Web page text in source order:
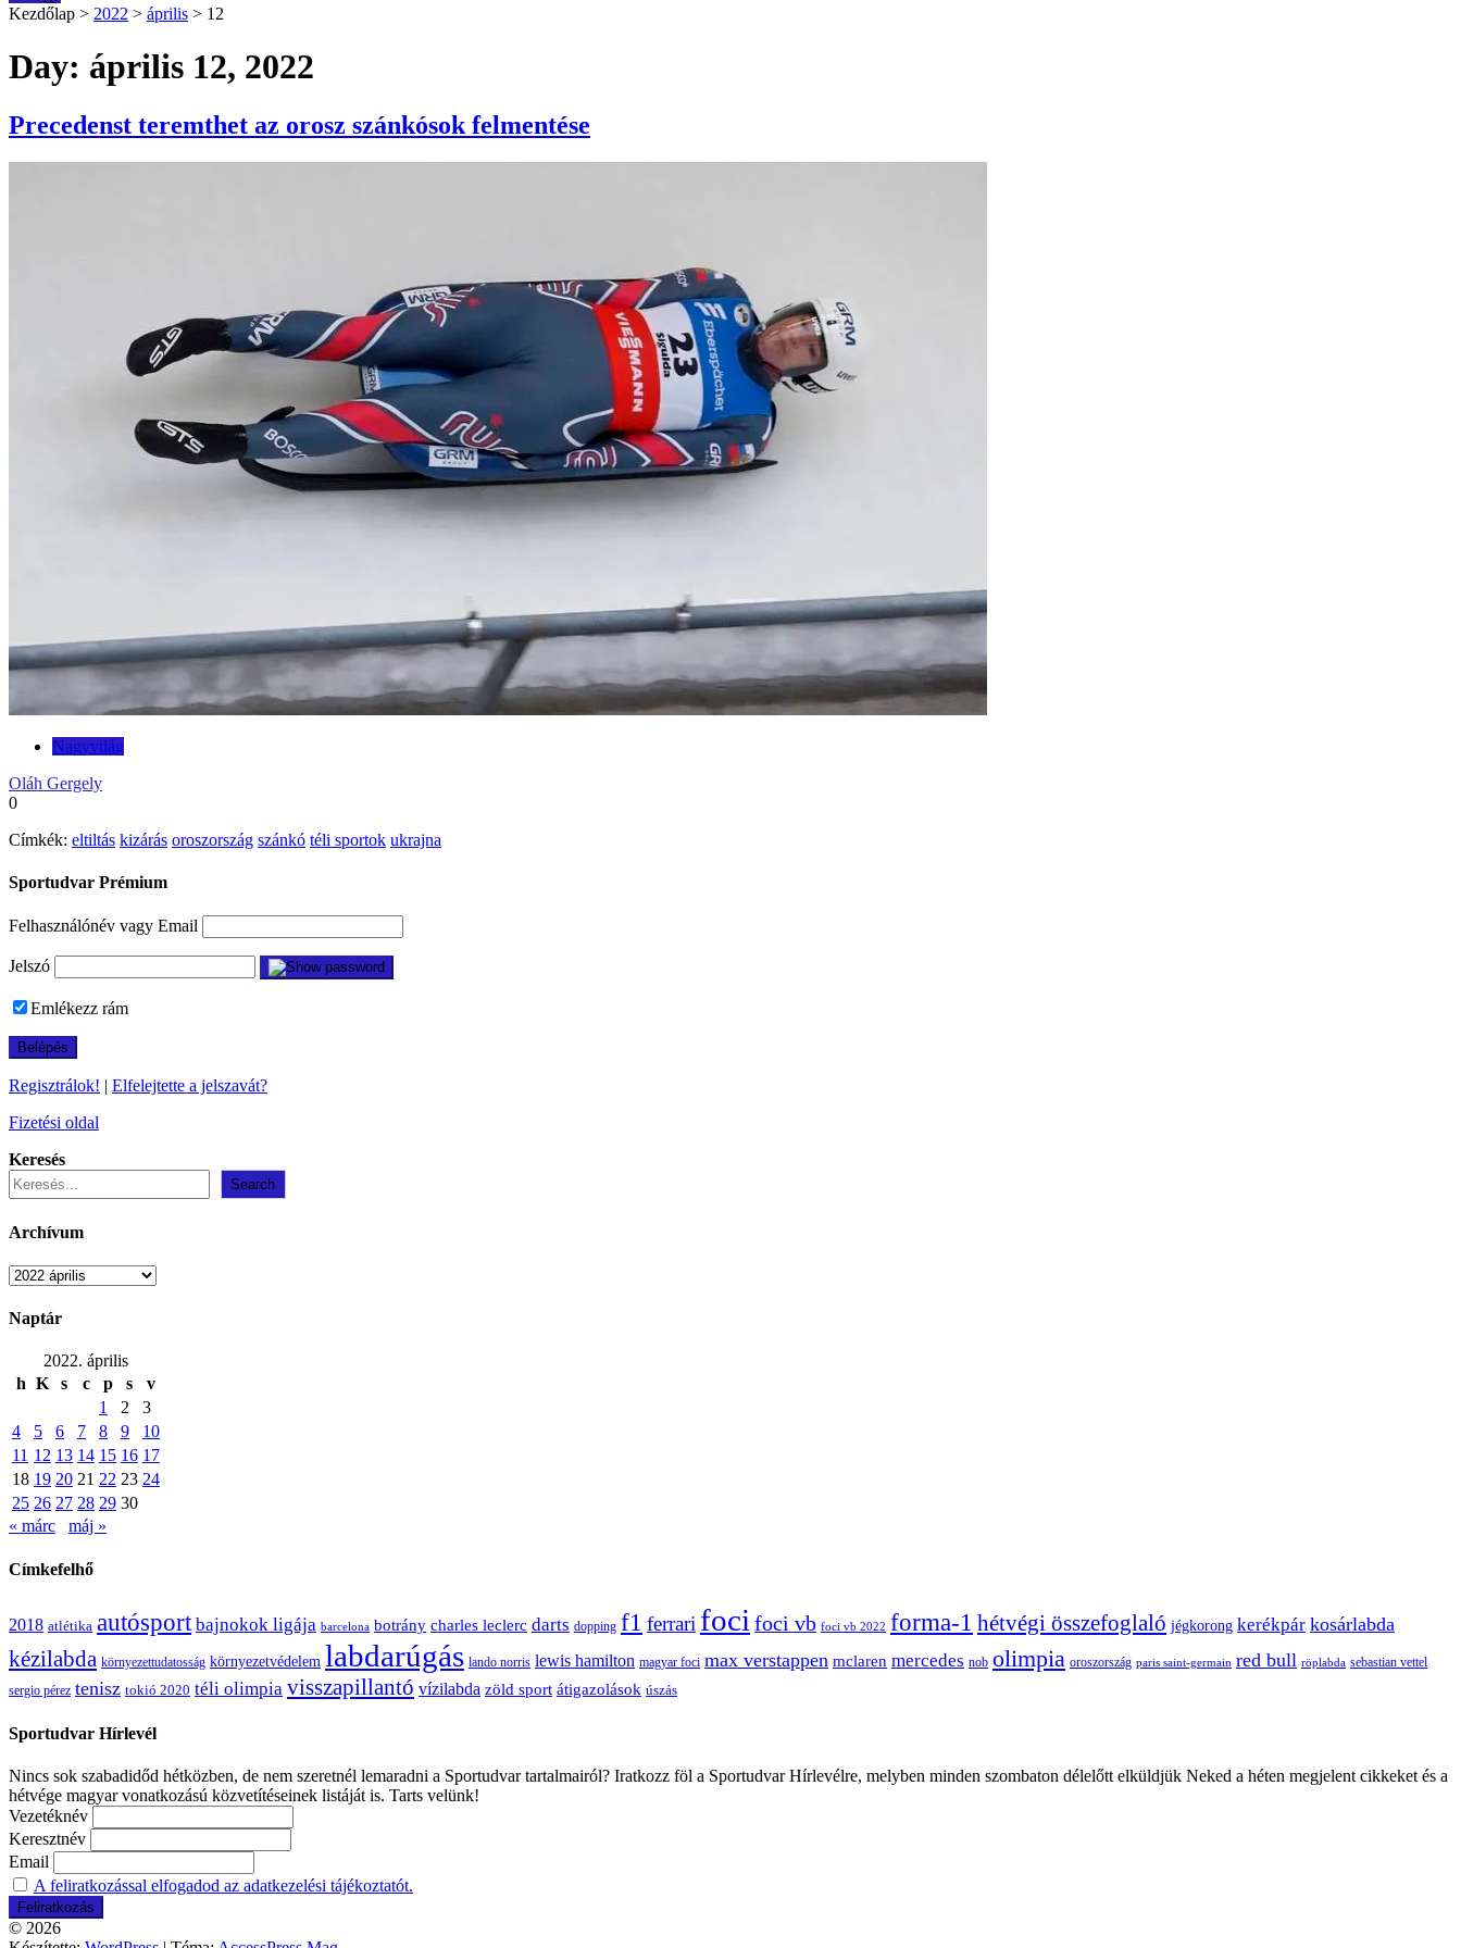
Kezdőlap > 2022 > április > 12
Day: április 12, 2022
Precedenst teremthet az orosz szánkósok felmentése
Nagyvilág
Oláh Gergely
0
Címkék: eltiltás kizárás oroszország szánkó téli sportok ukrajna
Sportudvar Prémium
Felhasználónév vagy Email
Jelszó
Emlékezz rám
Regisztrálok! | Elfelejtette a jelszavát?
Fizetési oldal
Keresés
Search
Archívum
Archívum
Naptár
2022. április
h K s c p s
v
1
2
3
4
5 6 7 8 9
10
11 12 13 14 15 16 17
18 19 20 21 22 23 24
25 26 27 28 29 30
« márc
máj »
Címkefelhő
2018 atlétika autósport bajnokok ligája barcelona botrány charles leclerc darts dopping f1 ferrari foci foci vb foci vb 2022 forma-1 hétvégi összefoglaló jégkorong kerékpár kosárlabda
kézilabda környezettudatosság környezetvédelem labdarúgás lando norris lewis hamilton magyar foci max verstappen mclaren mercedes nob olimpia oroszország paris saint-germain red bull röplabda sebastian vettel
sergio pérez tenisz tokió 2020 téli olimpia visszapillantó vízilabda zöld sport átigazolások úszás
Sportudvar Hírlevél
Nincs sok szabadidőd hétközben, de nem szeretnél lemaradni a Sportudvar tartalmairól? Iratkozz föl a Sportudvar Hírlevélre, melyben minden szombaton délelőtt elküldjük Neked a héten megjelent cikkeket és a
hétvége magyar vonatkozású közvetítéseinek listáját is. Tarts velünk!
Vezetéknév
Keresztnév
Email
A feliratkozással elfogadod az adatkezelési tájékoztatót.
© 2026